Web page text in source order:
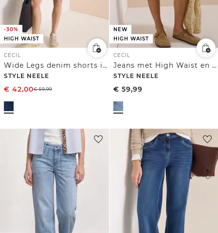
-30%
HIGH WAIST
CECIL
Wide Legs denim shorts in een Loose Fit
STYLE NEELE
€ 42,00€59,99
NEW
HIGH WAIST
CECIL
Jeans met High Waist en Wide Leg pijpen in een Loose Fit pasvorm
STYLE NEELE
€ 59,99